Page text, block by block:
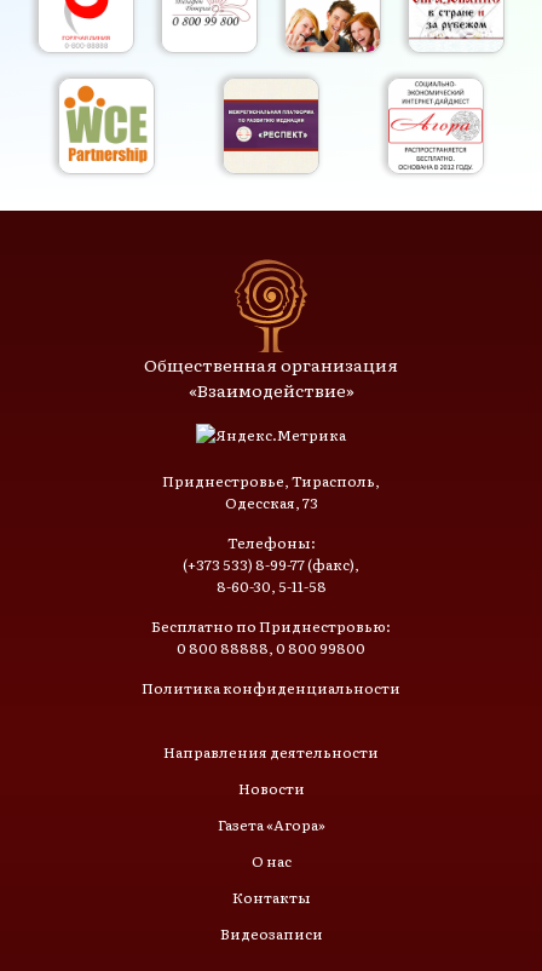
Общественная организация
«Взаимодействие»
Приднестровье, Тирасполь,
Одесская, 73
Телефоны:
(+373 533) 8-99-77 (факс),
8-60-30, 5-11-58
Бесплатно по Приднестровью:
0 800 88888, 0 800 99800
Политика конфиденциальности
Направления деятельности
Новости
Газета «Агора»
О нас
Контакты
Видеозаписи